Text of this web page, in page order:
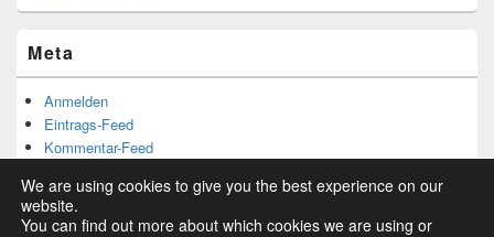
Meta
Anmelden
Eintrags-Feed
Kommentar-Feed
We are using cookies to give you the best experience on our
website.
You can find out more about which cookies we are using or